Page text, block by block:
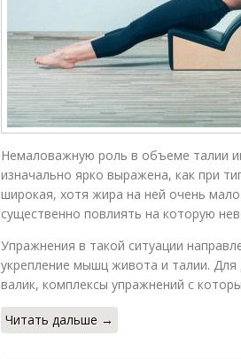
Немаловажную роль в объеме талии
изначально ярко выражена, как при
широкая, хотя жира на ней очень
существенно повлиять на которую
Упражнения в такой ситуации
укрепление мышц живота и талии.
валик, комплексы упражнений с
Читать дальше →